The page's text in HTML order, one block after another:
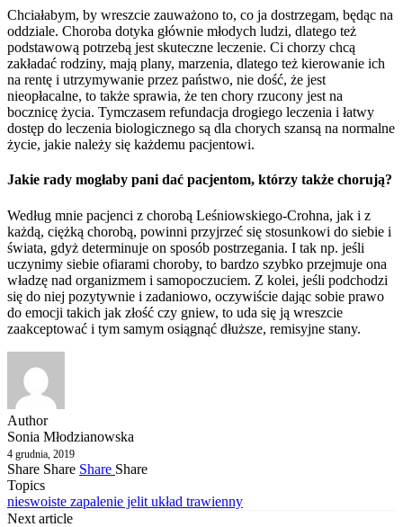
Chciałabym, by wreszcie zauważono to, co ja dostrzegam, będąc na
oddziale. Choroba dotyka głównie młodych ludzi, dlatego też
podstawową potrzebą jest skuteczne leczenie. Ci chorzy chcą
zakładać rodziny, mają plany, marzenia, dlatego też kierowanie ich
na rentę i utrzymywanie przez państwo, nie dość, że jest
nieopłacalne, to także sprawia, że ten chory rzucony jest na
bocznicę życia. Tymczasem refundacja drogiego leczenia i łatwy
dostęp do leczenia biologicznego są dla chorych szansą na normalne
życie, jakie należy się każdemu pacjentowi.
Jakie rady mogłaby pani dać pacjentom, którzy także chorują?
Według mnie pacjenci z chorobą Leśniowskiego-Crohna, jak i z
każdą, ciężką chorobą, powinni przyjrzeć się stosunkowi do siebie i
świata, gdyż determinuje on sposób postrzegania. I tak np. jeśli
uczynimy siebie ofiarami choroby, to bardzo szybko przejmuje ona
władzę nad organizmem i samopoczuciem. Z kolei, jeśli podchodzi
się do niej pozytywnie i zadaniowo, oczywiście dając sobie prawo
do emocji takich jak złość czy gniew, to uda się ją wreszcie
zaakceptować i tym samym osiągnąć dłuższe, remisyjne stany.
Author
Sonia Młodzianowska
4 grudnia, 2019
Share Share Share Share
Topics
nieswoiste zapalenie jelit układ trawienny
Next article